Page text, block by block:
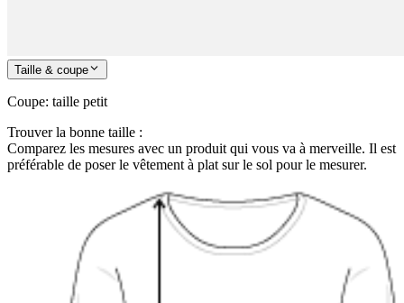
Taille & coupe
Coupe: taille petit
Trouver la bonne taille :
Comparez les mesures avec un produit qui vous va à merveille. Il est
préférable de poser le vêtement à plat sur le sol pour le mesurer.